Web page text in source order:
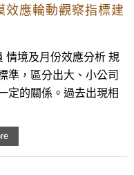
效應輪動觀察指標建
情境及月份效應分析 規
準，區分出大、小公司
定的關係。過去出現相